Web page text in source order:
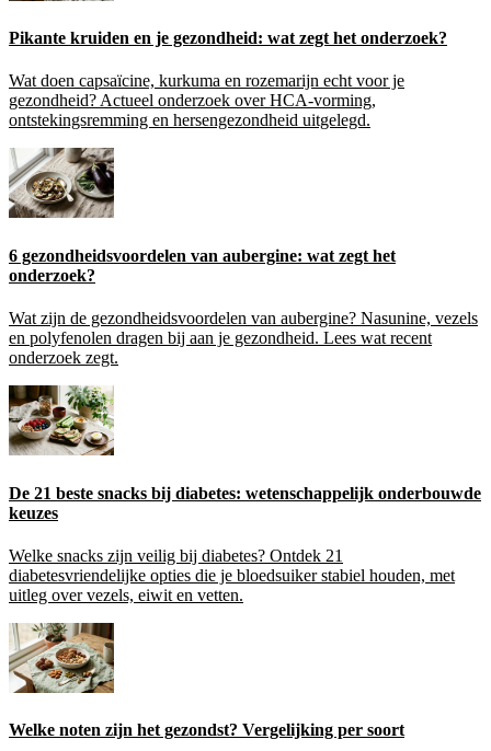
Pikante kruiden en je gezondheid: wat zegt het onderzoek?
Wat doen capsaïcine, kurkuma en rozemarijn echt voor je
gezondheid? Actueel onderzoek over HCA-vorming,
ontstekingsremming en hersengezondheid uitgelegd.
6 gezondheidsvoordelen van aubergine: wat zegt het
onderzoek?
Wat zijn de gezondheidsvoordelen van aubergine? Nasunine, vezels
en polyfenolen dragen bij aan je gezondheid. Lees wat recent
onderzoek zegt.
De 21 beste snacks bij diabetes: wetenschappelijk onderbouwde
keuzes
Welke snacks zijn veilig bij diabetes? Ontdek 21
diabetesvriendelijke opties die je bloedsuiker stabiel houden, met
uitleg over vezels, eiwit en vetten.
Welke noten zijn het gezondst? Vergelijking per soort